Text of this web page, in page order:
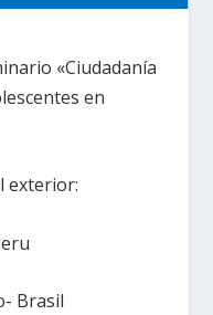
«Ciudadanía
en
exterior:
Brasil